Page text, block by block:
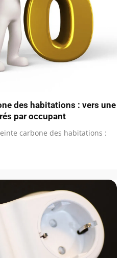
des habitations : vers une
par occupant
carbone des habitations :